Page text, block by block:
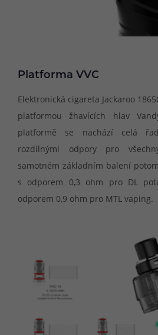
Platforma VVC
Elektronická cigareta Jackaroo
platformou žhavících hlav
platformě se nachází celá
rozdílnými odpory pro
samotném základním balení
s odporem 0,3 ohm pro DL
odporem 0,9 ohm pro MTL vaping.